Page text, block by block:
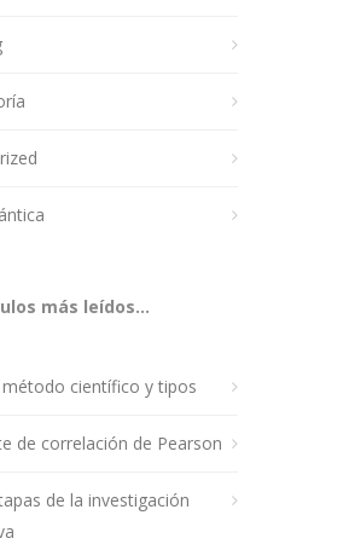
más leídos...
método científico y tipos
de correlación de Pearson
de la investigación